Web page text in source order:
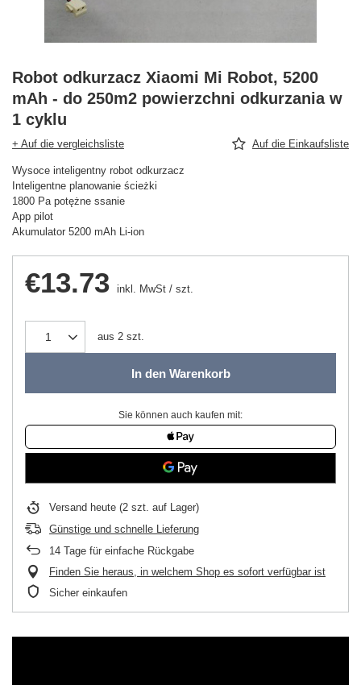
Robot odkurzacz Xiaomi Mi Robot, 5200
mAh - do 250m2 powierzchni odkurzania w
1 cyklu
+ Auf die vergleichsliste Auf die Einkaufsliste
Wysoce inteligentny robot odkurzacz
Inteligentne planowanie ścieżki
1800 Pa potężne ssanie
App pilot
Akumulator 5200 mAh Li-ion
€13.73 inkl. MwSt / szt.
aus 2 szt.
In den Warenkorb
Sie können auch kaufen mit:
Versand heute (2 szt. auf Lager)
Günstige und schnelle Lieferung
14 Tage für einfache Rückgabe
Finden Sie heraus, in welchem Shop es sofort verfügbar ist
Sicher einkaufen